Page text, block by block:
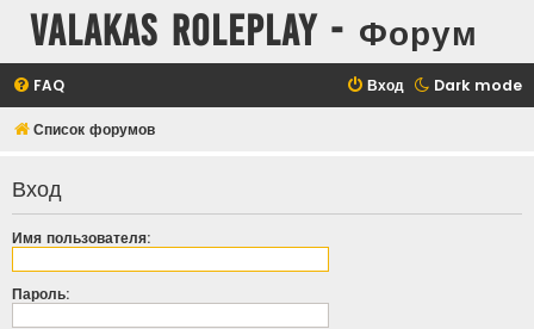
Valakas Roleplay - Форум
Dark mode
FAQ Вход
Список форумов
Вход
Имя пользователя:
Пароль: